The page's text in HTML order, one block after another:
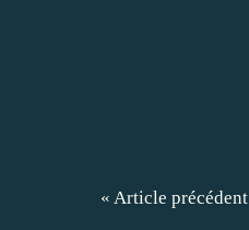
« Article précédent